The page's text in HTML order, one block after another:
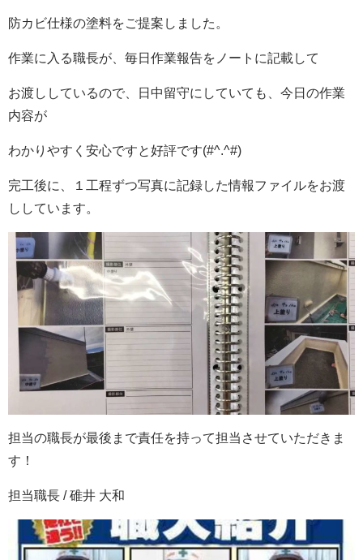
防カビ仕様の塗料をご提案しました。
作業に入る職長が、毎日作業報告をノートに記載して
お渡ししているので、日中留守にしていても、今日の作業
内容が
わかりやすく安心ですと好評です(#^.^#)
完工後に、１工程ずつ写真に記録した情報ファイルをお渡
ししています。
担当の職長が最後まで責任を持って担当させていただきま
す！
担当職長 / 碓井 大和